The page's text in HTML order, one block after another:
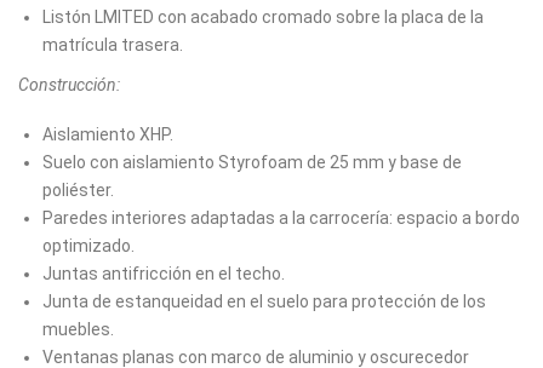
Listón LMITED con acabado cromado sobre la placa de la
matrícula trasera.
Construcción:
Aislamiento XHP.
Suelo con aislamiento Styrofoam de 25 mm y base de
poliéster.
Paredes interiores adaptadas a la carrocería: espacio a bordo
optimizado.
Juntas antifricción en el techo.
Junta de estanqueidad en el suelo para protección de los
muebles.
Ventanas planas con marco de aluminio y oscurecedor